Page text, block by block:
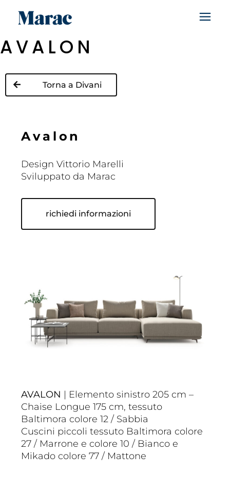
AVALON
Torna a Divani
AVALON | Elemento sinistro 205 cm –
Chaise Longue 175 cm, tessuto
Baltimora colore 12 / Sabbia
Cuscini piccoli tessuto Baltimora colore
27 / Marrone e colore 10 / Bianco e
Mikado colore 77 / Mattone
Ava l o n
Design Vittorio Marelli
Sviluppato da Marac
richiedi informazioni